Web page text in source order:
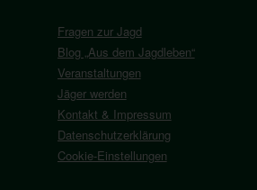
Fragen zur Jagd
Blog „Aus dem Jagdleben“
Veranstaltungen
Jäger werden
Kontakt & Impressum
Datenschutzerklärung
Cookie-Einstellungen